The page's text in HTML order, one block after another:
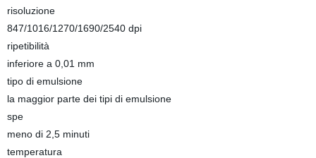
risoluzione
847/1016/1270/1690/2540 dpi
ripetibilità
inferiore a 0,01 mm
tipo di emulsione
la maggior parte dei tipi di emulsione
spe
meno di 2,5 minuti
temperatura